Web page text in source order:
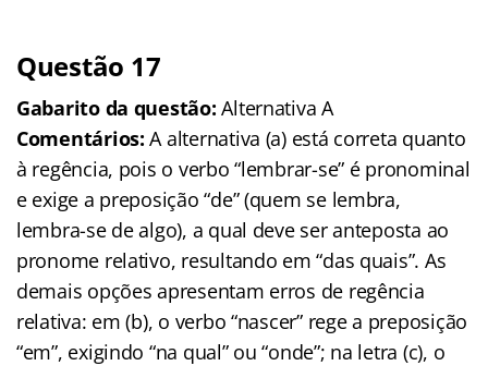
Questão 17
Gabarito da questão: Alternativa A
Comentários: A alternativa (a) está correta quanto
à regência, pois o verbo “lembrar-se” é pronominal
e exige a preposição “de” (quem se lembra,
lembra-se de algo), a qual deve ser anteposta ao
pronome relativo, resultando em “das quais”. As
demais opções apresentam erros de regência
relativa: em (b), o verbo “nascer” rege a preposição
“em”, exigindo “na qual” ou “onde”; na letra (c), o